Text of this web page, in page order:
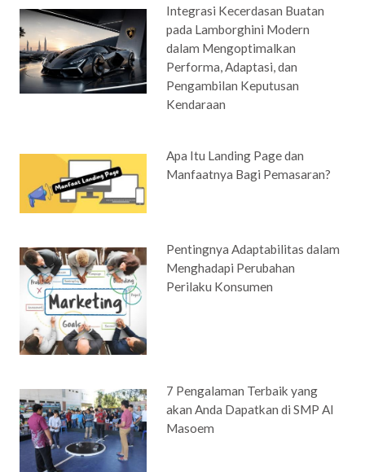
Integrasi Kecerdasan Buatan
pada Lamborghini Modern
dalam Mengoptimalkan
Performa, Adaptasi, dan
Pengambilan Keputusan
Kendaraan
Apa Itu Landing Page dan
Manfaatnya Bagi Pemasaran?
Pentingnya Adaptabilitas dalam
Menghadapi Perubahan
Perilaku Konsumen
7 Pengalaman Terbaik yang
akan Anda Dapatkan di SMP Al
Masoem